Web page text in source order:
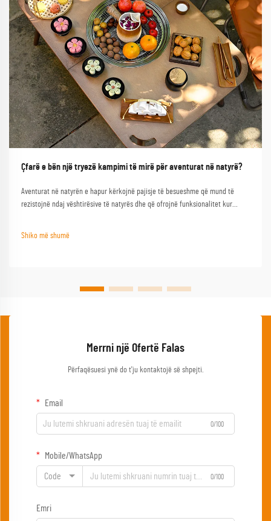
Çfarë e bën një tryezë kampimi të mirë për aventurat në natyrë?
Aventurat në natyrën e hapur kërkojnë pajisje të besueshme që mund të
rezistojnë ndaj vështirësive të natyrës dhe që ofrojnë funksionalitet kur
Shiko më shumë
Merrni një Ofertë Falas
Përfaqësuesi ynë do t'ju kontaktojë së shpejti.
Email
0/100
Mobile/WhatsApp
Code 0/100
Emri